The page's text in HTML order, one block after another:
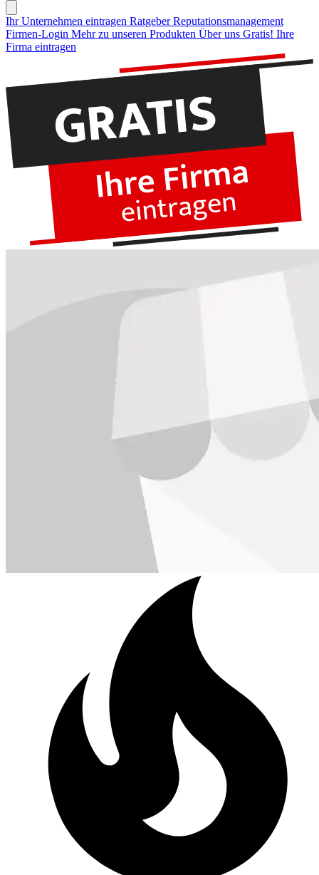
Ihr Unternehmen eintragen Ratgeber Reputationsmanagement
Firmen-Login Mehr zu unseren Produkten Über uns Gratis! Ihre
Firma eintragen